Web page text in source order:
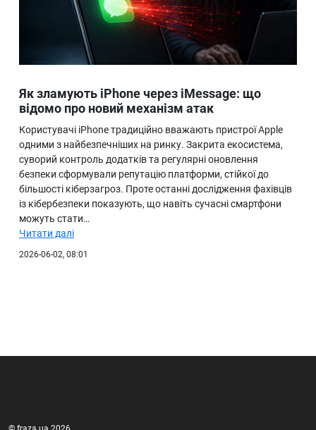
Як зламують iPhone через iMessage: що
відомо про новий механізм атак
Користувачі iPhone традиційно вважають пристрої Apple
одними з найбезпечніших на ринку. Закрита екосистема,
суворий контроль додатків та регулярні оновлення
безпеки сформували репутацію платформи, стійкої до
більшості кіберзагроз. Проте останні дослідження фахівців
із кібербезпеки показують, що навіть сучасні смартфони
можуть стати…
Читати далі
2026-06-02, 08:01